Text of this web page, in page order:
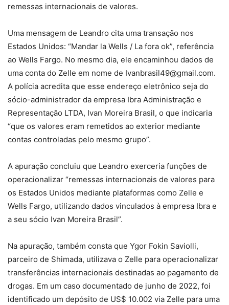
remessas internacionais de valores.
Uma mensagem de Leandro cita uma transação nos
Estados Unidos: “Mandar la Wells / La fora ok”, referência
ao Wells Fargo. No mesmo dia, ele encaminhou dados de
uma conta do Zelle em nome de Ivanbrasil49@gmail.com.
A polícia acredita que esse endereço eletrônico seja do
sócio-administrador da empresa Ibra Administração e
Representação LTDA, Ivan Moreira Brasil, o que indicaria
“que os valores eram remetidos ao exterior mediante
contas controladas pelo mesmo grupo”.
A apuração concluiu que Leandro exerceria funções de
operacionalizar “remessas internacionais de valores para
os Estados Unidos mediante plataformas como Zelle e
Wells Fargo, utilizando dados vinculados à empresa Ibra e
a seu sócio Ivan Moreira Brasil”.
Na apuração, também consta que Ygor Fokin Saviolli,
parceiro de Shimada, utilizava o Zelle para operacionalizar
transferências internacionais destinadas ao pagamento de
drogas. Em um caso documentado de junho de 2022, foi
identificado um depósito de US$ 10.002 via Zelle para uma